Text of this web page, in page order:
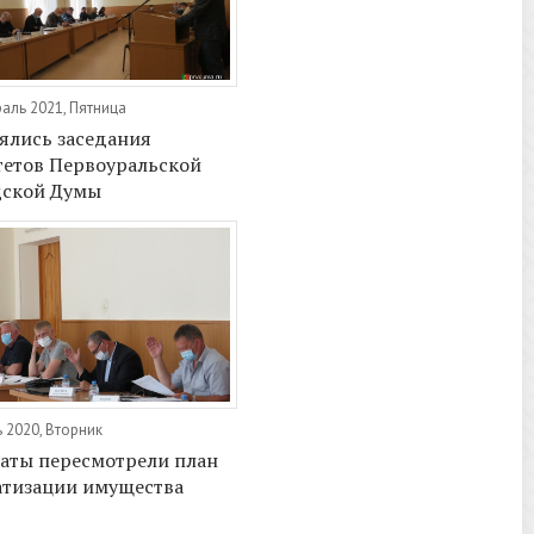
2021, Пятница
заседания
Первоуральской
Думы
Вторник
пересмотрели план
имущества